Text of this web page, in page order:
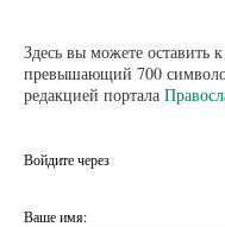
Здесь вы можете оставить
превышающий 700
редакцией портала
Войдите через
Ваше имя: